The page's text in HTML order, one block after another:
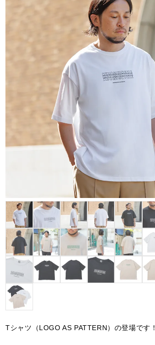
Tシャツ（LOGO AS PATTERN）の登場です！